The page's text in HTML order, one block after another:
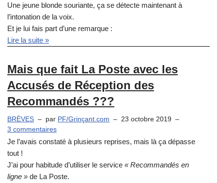
Une jeune blonde souriante, ça se détecte maintenant à
l’intonation de la voix.
Et je lui fais part d’une remarque :
Lire la suite »
Mais que fait La Poste avec les
Accusés de Réception des
Recommandés ???
BRÈVES par PF/Grinçant.com
23 octobre 2019
3 commentaires
Je l’avais constaté à plusieurs reprises, mais là ça dépasse
tout !
J’ai pour habitude d’utiliser le service « Recommandés en
ligne » de La Poste.